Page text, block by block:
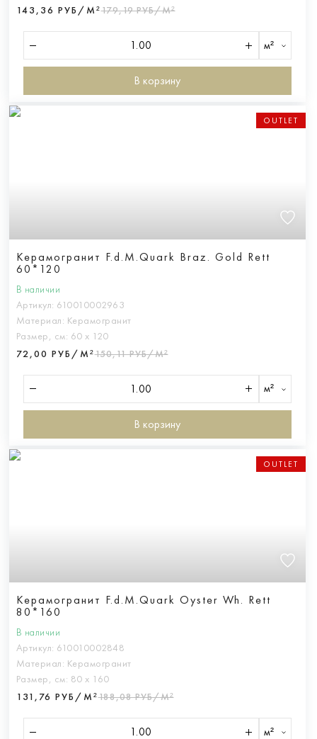
143,36 РУБ/М²179,19 РУБ/М²
м²
В корзину
OUTLET
Керамогранит F.d.M.Quark Braz. Gold Rett
60*120
В наличии
Артикул: 610010002963
Материал: Керамогранит
Размер, см: 60 х 120
72,00 РУБ/М²150,11 РУБ/М²
м²
В корзину
OUTLET
Керамогранит F.d.M.Quark Oyster Wh. Rett
80*160
В наличии
Артикул: 610010002848
Материал: Керамогранит
Размер, см: 80 х 160
131,76 РУБ/М²188,08 РУБ/М²
м²